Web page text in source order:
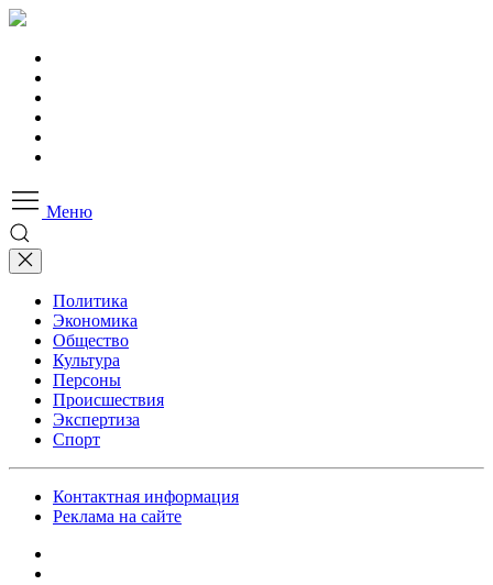
Меню
Политика
Экономика
Общество
Культура
Персоны
Происшествия
Экспертиза
Спорт
Контактная информация
Реклама на сайте